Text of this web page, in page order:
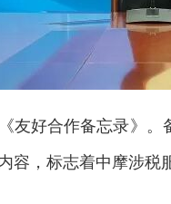
好合作备忘录》。
容，标志着中摩涉税